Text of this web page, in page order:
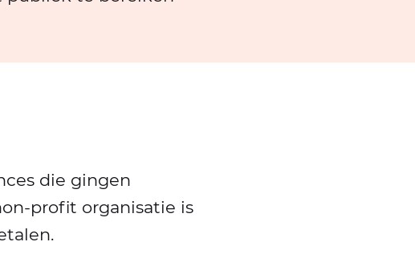
die gingen
profit organisatie is